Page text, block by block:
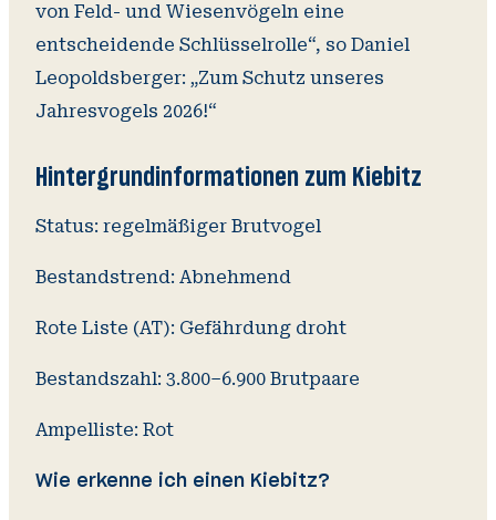
von Feld- und Wiesenvögeln eine
entscheidende Schlüsselrolle“, so Daniel
Leopoldsberger: „Zum Schutz unseres
Jahresvogels 2026!“
Hintergrundinformationen zum Kiebitz
Status: regelmäßiger Brutvogel
Bestandstrend: Abnehmend
Rote Liste (AT): Gefährdung droht
Bestandszahl: 3.800–6.900 Brutpaare
Ampelliste: Rot
Wie erkenne ich einen Kiebitz?